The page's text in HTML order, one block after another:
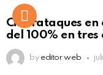
Ciberataques en
del 100% en tres
by editor web